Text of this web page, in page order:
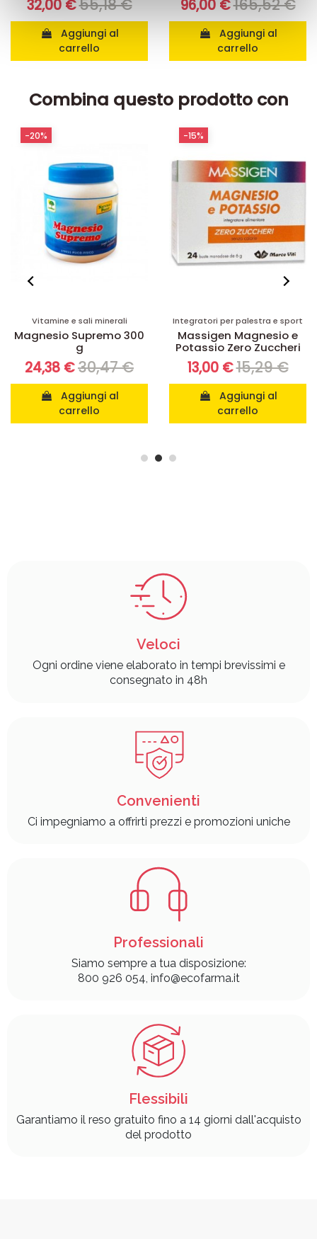
con altre informazioni che ha fornito loro o che hanno
raccolto dal suo utilizzo dei loro servizi.
32,00 €55,18 €
carrello
96,00 €165,52 €
carrello
Combina questo prodotto con
Vitamine e sali minerali
Magnesio Supremo 300
g
24,38 €30,47 €
carrello
-20%
Integratori per palestra e sport
Massigen Magnesio e
Potassio Zero Zuccheri
13,00 €15,29 €
carrello
-15%
Veloci
Ogni ordine viene elaborato in tempi brevissimi e
consegnato in 48h
Convenienti
Ci impegniamo a offrirti prezzi e promozioni uniche
Professionali
Siamo sempre a tua disposizione:
800 926 054, info@ecofarma.it
Flessibili
Garantiamo il reso gratuito fino a 14 giorni dall'acquisto
del prodotto